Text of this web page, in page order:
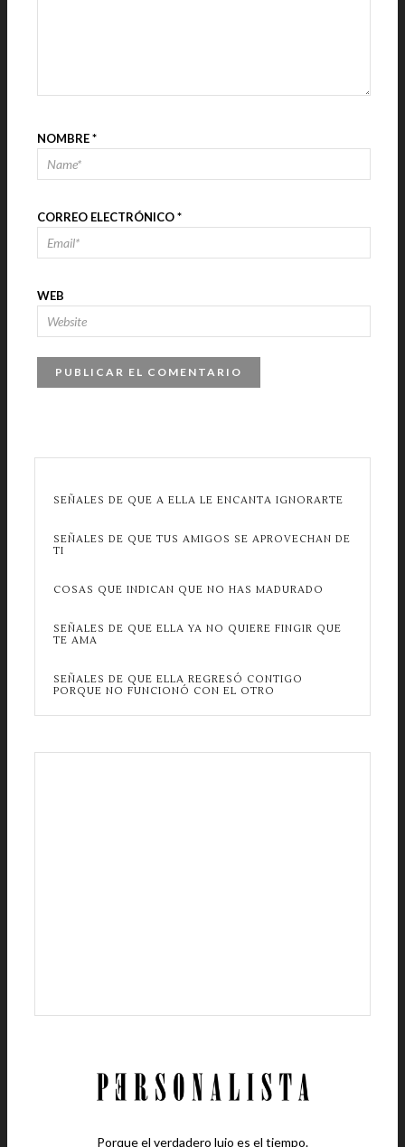
NOMBRE*
CORREO ELECTRÓNICO*
WEB
SEÑALES DE QUE A ELLA LE ENCANTA IGNORARTE
SEÑALES DE QUE TUS AMIGOS SE APROVECHAN DE
TI
COSAS QUE INDICAN QUE NO HAS MADURADO
SEÑALES DE QUE ELLA YA NO QUIERE FINGIR QUE
TE AMA
SEÑALES DE QUE ELLA REGRESÓ CONTIGO
PORQUE NO FUNCIONÓ CON EL OTRO
Porque el verdadero lujo es el tiempo.